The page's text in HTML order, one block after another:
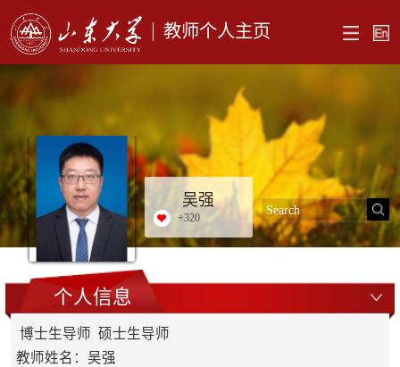
教师个人主页
吴强
+320
个人信息
博士生导师 硕士生导师
教师姓名：吴强